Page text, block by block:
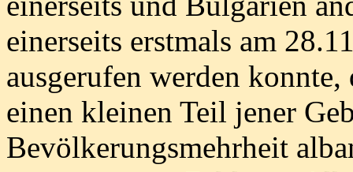
einerseits erstmals am
ausgerufen werden konnte,
einen kleinen Teil jener
Bevölkerungsmehrheit